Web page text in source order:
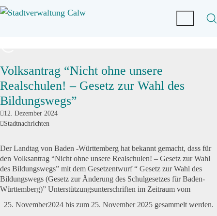
Volksantrag “Nicht ohne unsere
Realschulen! – Gesetz zur Wahl des
Bildungswegs”
12. Dezember 2024
Stadtnachrichten
Der Landtag von Baden -Württemberg hat bekannt gemacht, dass für
den Volksantrag “Nicht ohne unsere Realschulen! – Gesetz zur Wahl
des Bildungswegs” mit dem Gesetzentwurf “ Gesetz zur Wahl des
Bildungswegs (Gesetz zur Änderung des Schulgesetzes für Baden-
Württemberg)” Unterstützungsunterschriften im Zeitraum vom
November2024 bis zum 25. November 2025 gesammelt werden.